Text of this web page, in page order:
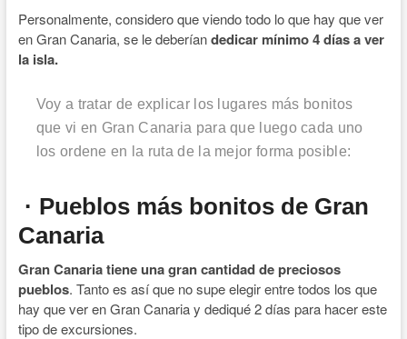
Personalmente, considero que viendo todo lo que hay que ver
en Gran Canaria, se le deberíandedicar mínimo 4 días a ver
la isla.
Voy a tratar de explicar los lugares más bonitos
que vi en Gran Canaria para que luego cada uno
los ordene en la ruta de la mejor forma posible:
· Pueblos más bonitos de Gran
Canaria
Gran Canaria tiene una gran cantidad de preciosos
pueblos. Tanto es así que no supe elegir entre todos los que
hay que ver en Gran Canaria y dediqué 2 días para hacer este
tipo de excursiones.